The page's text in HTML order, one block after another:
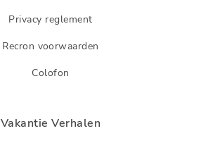
Privacy reglement
Recron voorwaarden
Colofon
Vakantie Verhalen